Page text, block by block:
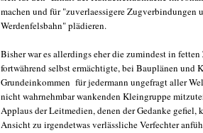
machen und für "zuverlaessigere Zugverbindungen
Werdenfelsbahn" plädieren.
Bisher war es allerdings eher die zumindest in
fortwährend selbst ermächtigte, bei Bauplänen und
Grundeinkommen für jedermann ungefragt aller
nicht wahrnehmbar wankenden Kleingruppe
Applaus der Leitmedien, denen der Gedanke
Ansicht zu irgendetwas verlässliche Verfechter